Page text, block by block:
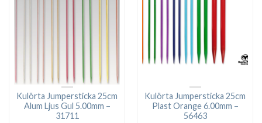
Kulörta Jumpersticka 25cm
Alum Ljus Gul 5.00mm –
31711
Kulörta Jumpersticka 25cm
Plast Orange 6.00mm –
56463